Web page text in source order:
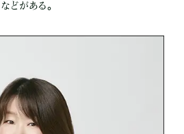
どがある。